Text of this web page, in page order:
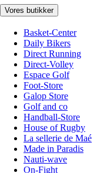
Vores butikker
Basket-Center
Daily Bikers
Direct Running
Direct-Volley
Espace Golf
Foot-Store
Galop Store
Golf and co
Handball-Store
House of Rugby
La sellerie de Maé
Made in Paradis
Nauti-wave
On-Fight